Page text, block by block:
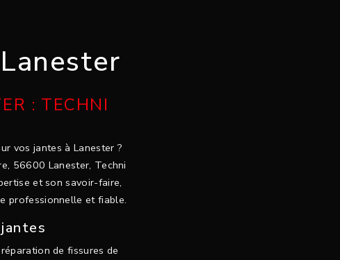
: TECHNI
vos jantes à Lanester ?
56600 Lanester, Techni
et son savoir-faire,
professionnelle et fiable.
de fissures de